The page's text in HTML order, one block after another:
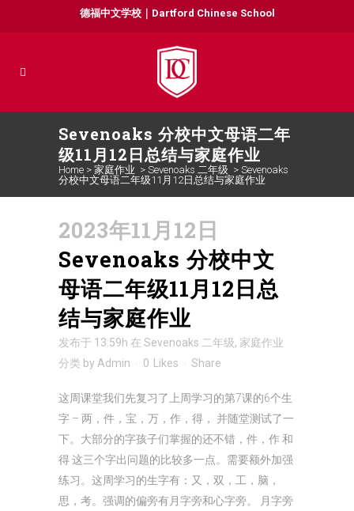
德福中文学校｜Dartford Chinese School
Sevenoaks 分校中文母语二年
级11月12日总结与家庭作业
Home > 家庭作业 > Sevenoaks 二年级 > Sevenoaks
分校中文母语二年级11月12日总结与家庭作业
2023年11月12日
Sevenoaks 分校中文
母语二年级11月12日总
结与家庭作业
发布于 13:59h 在 Sevenoaks 二年级, 家庭作业
分类 by Admin 0 Likes Share
这周课堂我们先复习了上周学习的第7课的6个生
字 – 两，件，宝，万，作，得， 并随堂测试了一
下。大部分的字孩子们掌握的还不错，件，作 和
得 这三个字出问题的比较多一点。需要额外加强
练习。这周学习的生字有：又，双，工，脑，
思，考。强调的偏旁有月字旁和心字旁。 月字旁